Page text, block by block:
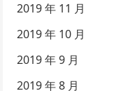
2019 年 11 月
2019 年 10 月
2019 年 9 月
2019 年 8 月